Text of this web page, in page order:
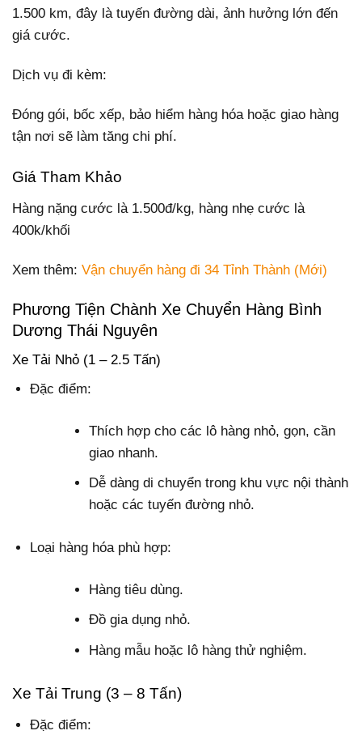
1.500 km, đây là tuyến đường dài, ảnh hưởng lớn đến
giá cước.
Dịch vụ đi kèm:
Đóng gói, bốc xếp, bảo hiểm hàng hóa hoặc giao hàng
tận nơi sẽ làm tăng chi phí.
Giá Tham Khảo
Hàng nặng cước là 1.500đ/kg, hàng nhẹ cước là
400k/khối
Xem thêm: Vận chuyển hàng đi 34 Tỉnh Thành (Mới)
Phương Tiện Chành Xe Chuyển Hàng Bình
Dương Thái Nguyên
Xe Tải Nhỏ (1 – 2.5 Tấn)
Đặc điểm:
Thích hợp cho các lô hàng nhỏ, gọn, cần
giao nhanh.
Dễ dàng di chuyển trong khu vực nội thành
hoặc các tuyến đường nhỏ.
Loại hàng hóa phù hợp:
Hàng tiêu dùng.
Đồ gia dụng nhỏ.
Hàng mẫu hoặc lô hàng thử nghiệm.
Xe Tải Trung (3 – 8 Tấn)
Đặc điểm: